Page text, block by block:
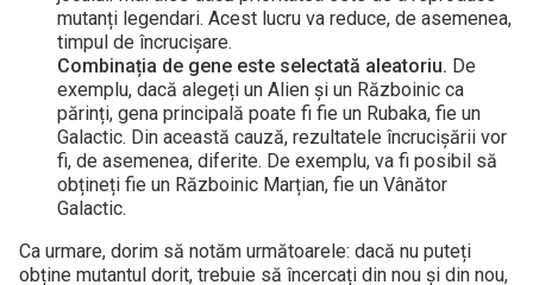
mutanți legendari. Acest lucru va reduce, de asemenea,
timpul de încrucișare.
Combinația de gene este selectată aleatoriu. De
exemplu, dacă alegeți un Alien și un Războinic ca
părinți, gena principală poate fi fie un Rubaka, fie un
Galactic. Din această cauză, rezultatele încrucișării vor
fi, de asemenea, diferite. De exemplu, va fi posibil să
obțineți fie un Războinic Marțian, fie un Vânător
Galactic.
Ca urmare, dorim să notăm următoarele: dacă nu puteți
obține mutantul dorit, trebuie să încercați din nou și din nou,